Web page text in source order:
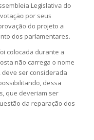
Legislativa do
por seus
do projeto a
dos parlamentares.
colocada durante a
não carrega o nome
deve ser considerada
dessa
que deveriam ser
da reparação dos